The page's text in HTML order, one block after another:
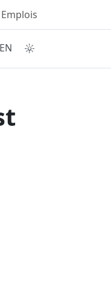
Emplois
EN